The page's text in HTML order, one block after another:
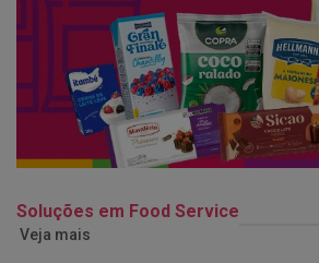
Soluções em Food Service
Veja mais